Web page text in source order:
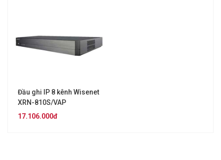
Đầu ghi IP 8 kênh Wisenet
XRN-810S/VAP
17.106.000đ